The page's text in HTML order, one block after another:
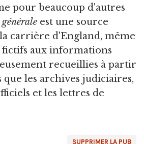
pour beaucoup d'autres
est une source
carrière d'England, même
fictifs aux informations
recueillies à partir
que les archives judiciaires,
et les lettres de
SUPPRIMER LA PUB